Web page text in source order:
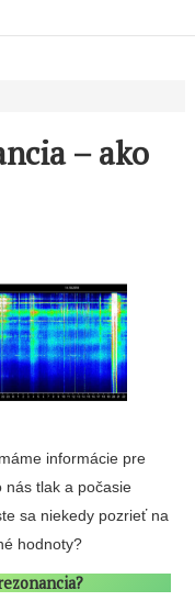
– ako
informácie pre
tlak a počasie
sa niekedy pozrieť na
hodnoty?